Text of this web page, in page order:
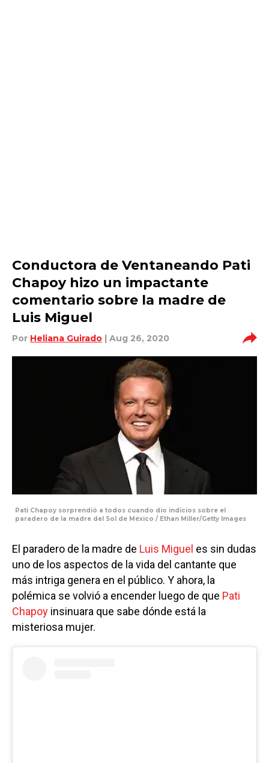
Conductora de Ventaneando Pati
Chapoy hizo un impactante
comentario sobre la madre de
Luis Miguel
Por Heliana Guirado | Aug 26, 2020
Pati Chapoy sorprendió a todos cuando dio indicios sobre el
paradero de la madre del Sol de México / Ethan Miller/Getty Images
El paradero de la madre de Luis Miguel es sin dudas
uno de los aspectos de la vida del cantante que
más intriga genera en el público. Y ahora, la
polémica se volvió a encender luego de que Pati
Chapoy insinuara que sabe dónde está la
misteriosa mujer.